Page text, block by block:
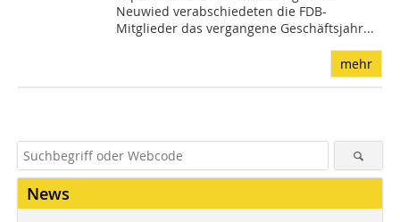
Neuwied verabschiedeten die FDB-
Mitglieder das vergangene Geschäftsjahr...
mehr
News